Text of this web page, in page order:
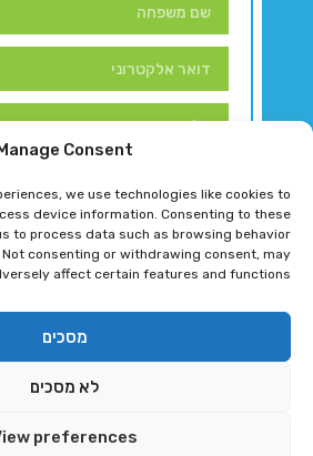
Consent
we use technologies like cookies to
device information. Consenting to these
to process data such as browsing behavior
consenting or withdrawing consent, may
affect certain features and functions.
מסכים
לא מסכים
preferences